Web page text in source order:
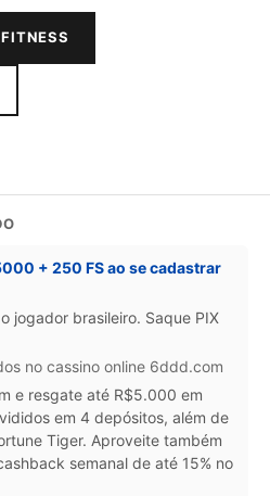
+ 250 FS ao se cadastrar
jogador brasileiro. Saque PIX
no cassino online 6ddd.com
e resgate até R$5.000 em
em 4 depósitos, além de
Tiger. Aproveite também
semanal de até 15% no